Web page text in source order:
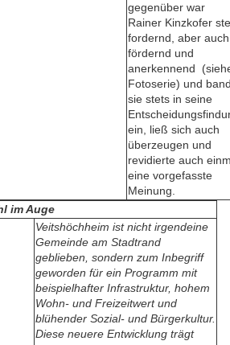
gegenüber war
Rainer Kinzkofer
fordernd, aber auch
fördernd und
anerkennend
Fotoserie) und
sie stets in seine
ein, ließ sich auch
überzeugen und
revidierte auch
eine vorgefasste
Meinung.
im Auge
Veitshöchheim ist nicht irgendeine
Gemeinde am Stadtrand
geblieben, sondern zum Inbegriff
geworden für ein Programm mit
beispielhafter Infrastruktur, hohem
Wohn- und Freizeitwert und
blühender Sozial- und Bürgerkultur.
Diese neuere Entwicklung trägt